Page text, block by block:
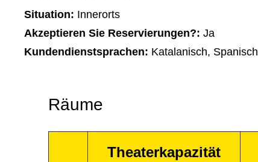
Situation: Innerorts
Akzeptieren Sie Reservierungen?: Ja
Kundendienstsprachen: Katalanisch, Spanisch
Räume
Theaterkapazität